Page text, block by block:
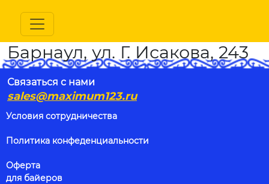
Барнаул, ул. Г. Исакова, 243
Связаться с нами
sales@maximum123.ru
Условия сотрудничества
Политика конфеденциальности
Оферта
для байеров